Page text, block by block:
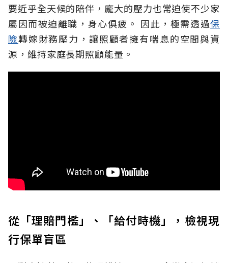
要近乎全天候的陪伴，龐大的壓力也常迫使不少家
屬因而被迫離職，身心俱疲。 因此，極需透過保
險轉嫁財務壓力，讓照顧者擁有喘息的空間與資
源，維持家庭長期照顧能量。
從「理賠門檻」、「給付時機」，檢視現
行保單盲區